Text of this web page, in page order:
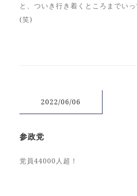
と、ついき行き着くところまでい
(笑)
2022/06/06
参政党
党員44000人超！